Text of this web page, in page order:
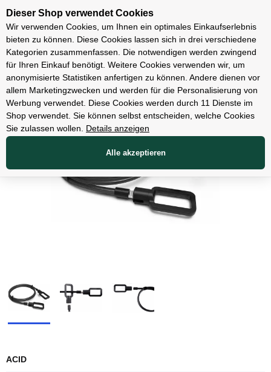
Unsere Filialen
Zubehör
ACID
Dieser Shop verwendet Cookies
Wir verwenden Cookies, um Ihnen ein optimales Einkaufserlebnis
bieten zu können. Diese Cookies lassen sich in drei verschiedene
Kategorien zusammenfassen. Die notwendigen werden zwingend
für Ihren Einkauf benötigt. Weitere Cookies verwenden wir, um
anonymisierte Statistiken anfertigen zu können. Andere dienen vor
allem Marketingzwecken und werden für die Personalisierung von
Werbung verwendet. Diese Cookies werden durch 11 Dienste im
Shop verwendet. Sie können selbst entscheiden, welche Cookies
Sie zulassen wollen.
Details anzeigen
Alle akzeptieren